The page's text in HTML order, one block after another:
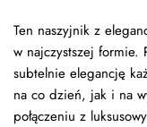
Ten naszyjnik z
w najczystszej formie.
subtelnie elegancję
na co dzień, jak i na
połączeniu z